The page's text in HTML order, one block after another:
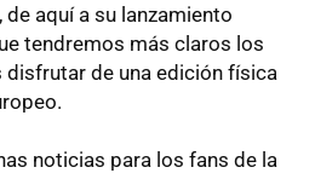
de aquí a su lanzamiento
tendremos más claros los
de una edición física
noticias para los fans de la